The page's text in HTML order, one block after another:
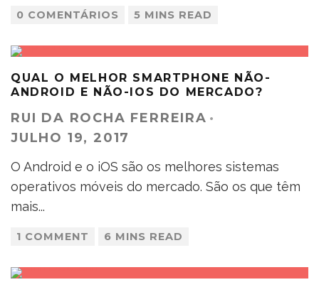
0 COMENTÁRIOS 5 MINS READ
QUAL O MELHOR SMARTPHONE NÃO-
ANDROID E NÃO-IOS DO MERCADO?
RUI DA ROCHA FERREIRA ·
JULHO 19, 2017
O Android e o iOS são os melhores sistemas
operativos móveis do mercado. São os que têm
mais...
1 COMMENT 6 MINS READ